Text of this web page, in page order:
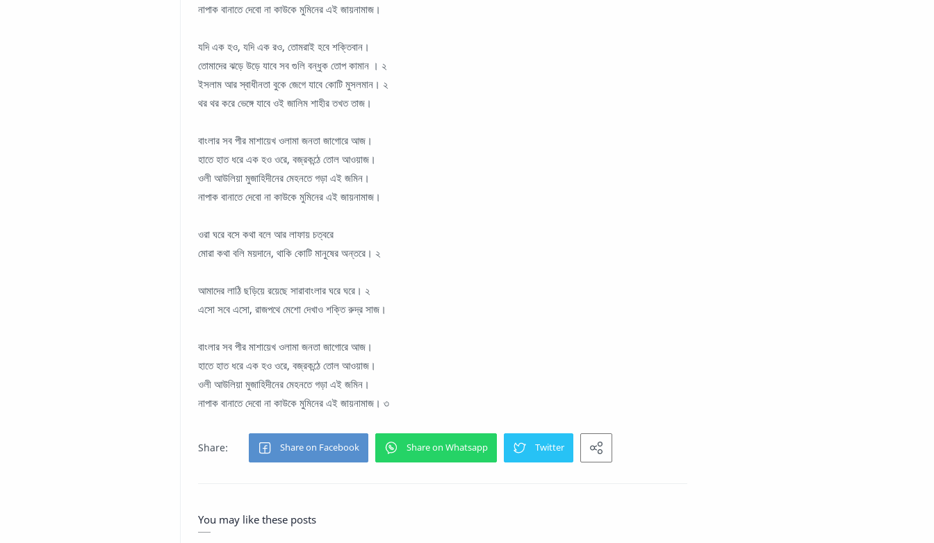
নাপাক বানাতে দেবো না কাউকে মুমিনের এই জায়নামাজ।
যদি এক হও, যদি এক রও, তোমরাই হবে শক্তিবান।
তোমাদের ঝড়ে উড়ে যাবে সব গুলি বন্ধুক তোপ কামান । ২
ইসলাম আর স্বাধীনতা বুকে জেগে যাবে কোটি মুসলমান। ২
থর থর করে ভেঙ্গে যাবে ওই জালিম শাহীর তখত তাজ।
বাংলার সব পীর মাশায়েখ ওলামা জনতা জাগোরে আজ।
হাতে হাত ধরে এক হও ওরে, বজ্রকন্ঠে তোল আওয়াজ।
ওলী আউলিয়া মুজাহিদীনের মেহনতে গড়া এই জমিন।
নাপাক বানাতে দেবো না কাউকে মুমিনের এই জায়নামাজ।
ওরা ঘরে বসে কথা বলে আর লাফায় চত্বরে
মোরা কথা বলি ময়দানে, থাকি কোটি মানুষের অন্তরে। ২
আমাদের লাঠি ছড়িয়ে রয়েছে সারাবাংলার ঘরে ঘরে। ২
এসো সবে এসো, রাজপথে মেশো দেখাও শক্তি রুদ্র সাজ।
বাংলার সব পীর মাশায়েখ ওলামা জনতা জাগোরে আজ।
হাতে হাত ধরে এক হও ওরে, বজ্রকন্ঠে তোল আওয়াজ।
ওলী আউলিয়া মুজাহিদীনের মেহনতে গড়া এই জমিন।
নাপাক বানাতে দেবো না কাউকে মুমিনের এই জায়নামাজ। ৩
You may like these posts